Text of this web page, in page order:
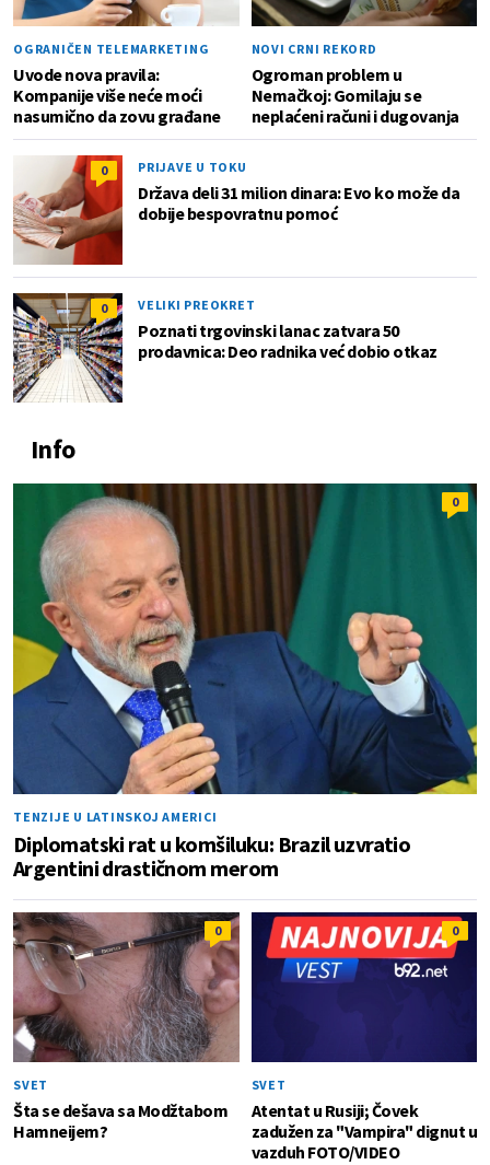
OGRANIČEN TELEMARKETING
Uvode nova pravila:
Kompanije više neće moći
nasumično da zovu građane
NOVI CRNI REKORD
Ogroman problem u
Nemačkoj: Gomilaju se
neplaćeni računi i dugovanja
0 PRIJAVE U TOKU
Država deli 31 milion dinara: Evo ko može da
dobije bespovratnu pomoć
0 VELIKI PREOKRET
Poznati trgovinski lanac zatvara 50
prodavnica: Deo radnika već dobio otkaz
Info
0
TENZIJE U LATINSKOJ AMERICI
Diplomatski rat u komšiluku: Brazil uzvratio
Argentini drastičnom merom
0
SVET
Šta se dešava sa Modžtabom
Hamneijem?
0
SVET
Atentat u Rusiji; Čovek
zadužen za "Vampira" dignut u
vazduh FOTO/VIDEO